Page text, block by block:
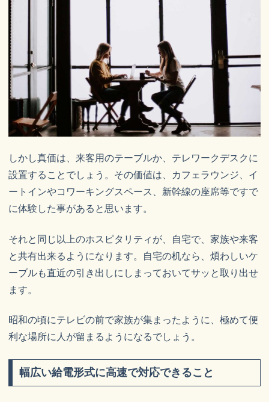
しかし真価は、来客用のテーブルか、テレワークデスクに
設置することでしょう。その価値は、カフェラウンジ、イ
ートインやコワーキングスペース、新幹線の座席等ですで
に体験した事があると思います。
それと同じ以上のホスピタリティが、自宅で、家族や来客
と共有出来るようになります。自宅の机なら、煩わしいケ
ーブルも直近の引き出しにしまっておいてサッと取り出せ
ます。
昭和の頃にテレビの前で家族が集まったように、極めて便
利な場所に人が留まるようになるでしょう。
幅広い給電形式に高速で対応できること